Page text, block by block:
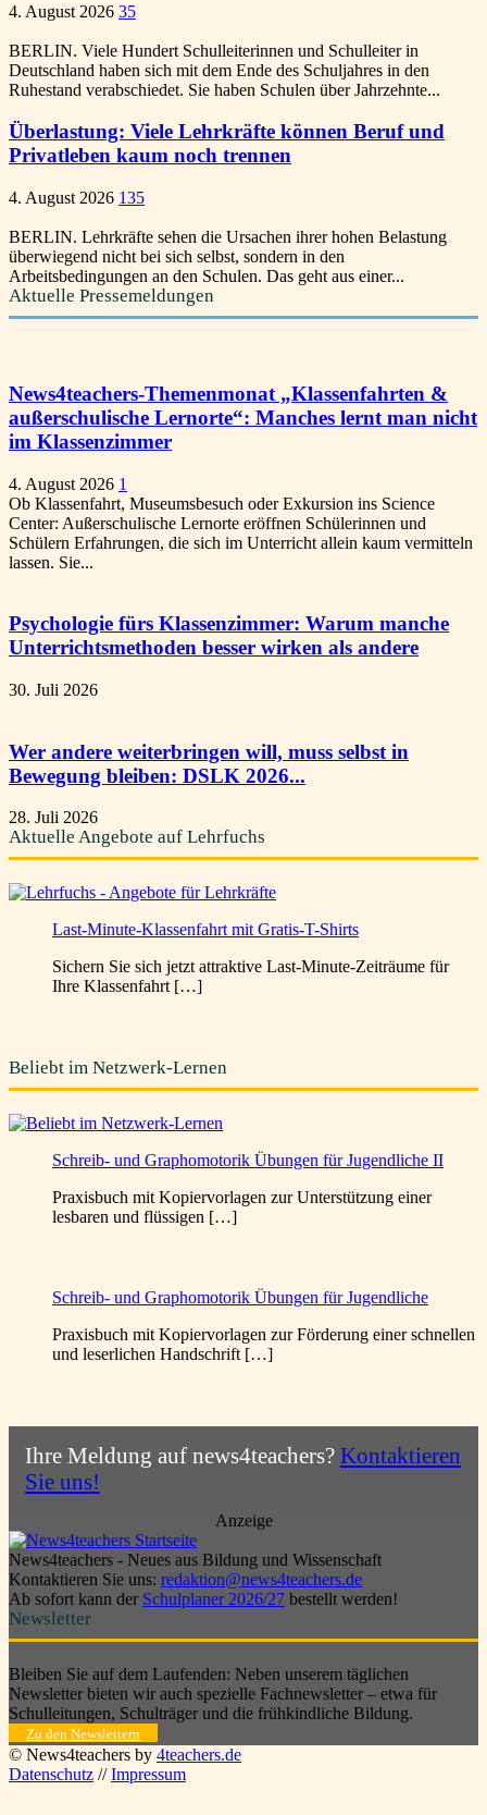
4. August 2026 35
BERLIN. Viele Hundert Schulleiterinnen und Schulleiter in
Deutschland haben sich mit dem Ende des Schuljahres in den
Ruhestand verabschiedet. Sie haben Schulen über Jahrzehnte...
Überlastung: Viele Lehrkräfte können Beruf und
Privatleben kaum noch trennen
4. August 2026 135
BERLIN. Lehrkräfte sehen die Ursachen ihrer hohen Belastung
überwiegend nicht bei sich selbst, sondern in den
Arbeitsbedingungen an den Schulen. Das geht aus einer...
Aktuelle Pressemeldungen
News4teachers-Themenmonat „Klassenfahrten &
außerschulische Lernorte“: Manches lernt man nicht
im Klassenzimmer
4. August 2026 1
Ob Klassenfahrt, Museumsbesuch oder Exkursion ins Science
Center: Außerschulische Lernorte eröffnen Schülerinnen und
Schülern Erfahrungen, die sich im Unterricht allein kaum vermitteln
lassen. Sie...
Psychologie fürs Klassenzimmer: Warum manche
Unterrichtsmethoden besser wirken als andere
30. Juli 2026
Wer andere weiterbringen will, muss selbst in
Bewegung bleiben: DSLK 2026...
28. Juli 2026
Aktuelle Angebote auf Lehrfuchs
Last-Minute-Klassenfahrt mit Gratis-T-Shirts
Sichern Sie sich jetzt attraktive Last-Minute-Zeiträume für
Ihre Klassenfahrt […]
Beliebt im Netzwerk-Lernen
Schreib- und Graphomotorik Übungen für Jugendliche II
Praxisbuch mit Kopiervorlagen zur Unterstützung einer
lesbaren und flüssigen […]
Schreib- und Graphomotorik Übungen für Jugendliche
Praxisbuch mit Kopiervorlagen zur Förderung einer schnellen
und leserlichen Handschrift […]
Ihre Meldung auf news4teachers? Kontaktieren
Sie uns!
Anzeige
News4teachers - Neues aus Bildung und Wissenschaft
Kontaktieren Sie uns: redaktion@news4teachers.de
Ab sofort kann der Schulplaner 2026/27 bestellt werden!
Newsletter
Bleiben Sie auf dem Laufenden: Neben unserem täglichen
Newsletter bieten wir auch spezielle Fachnewsletter – etwa für
Schulleitungen, Schulträger und die frühkindliche Bildung.
Zu den Newslettern
© News4teachers by 4teachers.de
Datenschutz //Impressum